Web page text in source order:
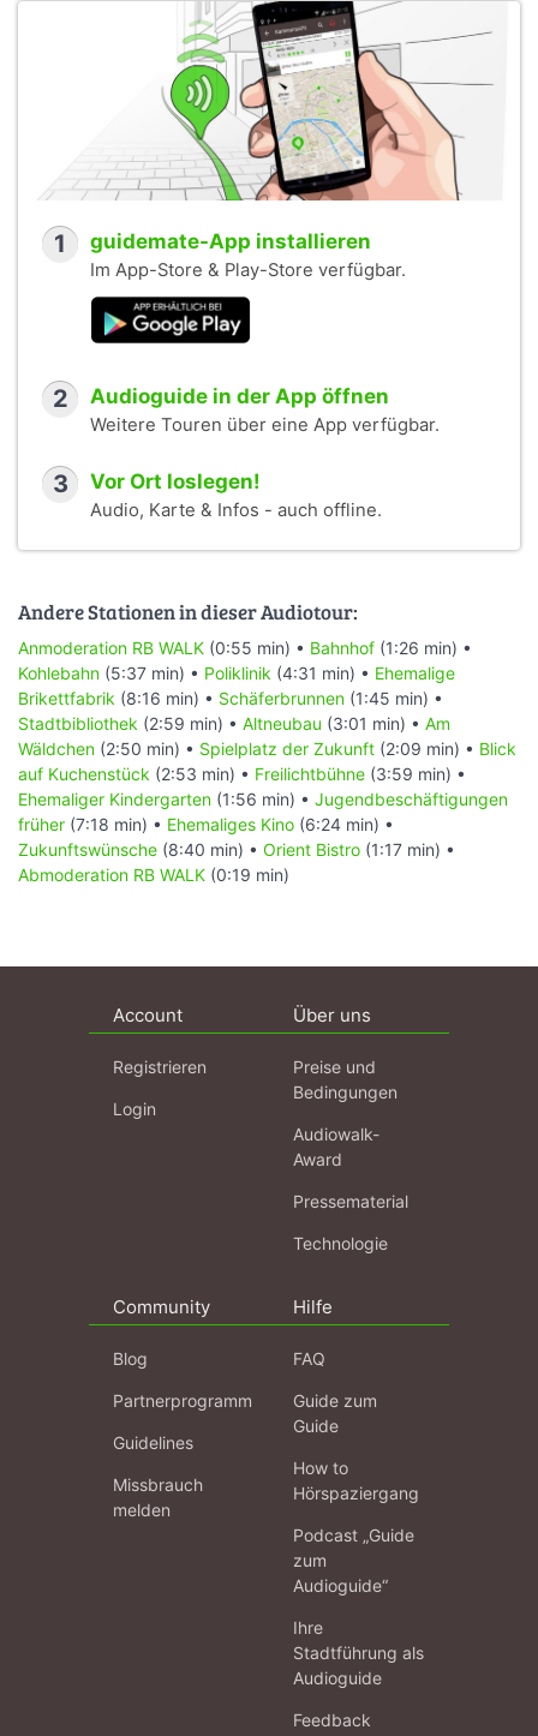
1 guidemate-App installieren
Im App-Store & Play-Store verfügbar.
2 Audioguide in der App öffnen
Weitere Touren über eine App verfügbar.
3 Vor Ort loslegen!
Audio, Karte & Infos - auch offline.
Andere Stationen in dieser Audiotour:
Anmoderation RB WALK (0:55 min) • Bahnhof (1:26 min) •
Kohlebahn (5:37 min) • Poliklinik (4:31 min) • Ehemalige
Brikettfabrik (8:16 min) • Schäferbrunnen (1:45 min) •
Stadtbibliothek (2:59 min) • Altneubau (3:01 min) • Am
Wäldchen (2:50 min) • Spielplatz der Zukunft (2:09 min) • Blick
auf Kuchenstück (2:53 min) • Freilichtbühne (3:59 min) •
Ehemaliger Kindergarten (1:56 min) • Jugendbeschäftigungen
früher (7:18 min) • Ehemaliges Kino (6:24 min) •
Zukunftswünsche (8:40 min) • Orient Bistro (1:17 min) •
Abmoderation RB WALK (0:19 min)
Account
Registrieren
Login
Über uns
Preise und
Bedingungen
Audiowalk-
Award
Pressematerial
Technologie
Community
Blog
Partnerprogramm
Guidelines
Missbrauch
melden
Hilfe
FAQ
Guide zum
Guide
How to
Hörspaziergang
Podcast „Guide
zum
Audioguide“
Ihre
Stadtführung als
Audioguide
Feedback